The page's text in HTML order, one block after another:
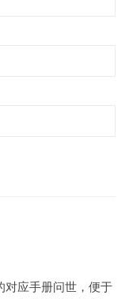
对应手册问世，便于